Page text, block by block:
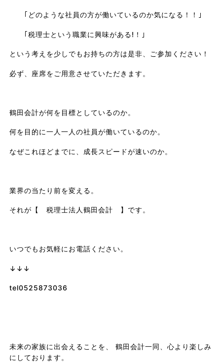
｢どのような社員の方が働いているのか気になる！！｣
｢税理士という職業に興味がある!！｣
という考えを少しでもお持ちの方は是非、ご参加ください！
必ず、座席をご用意させていただきます。
鶴田会計が何を目標としているのか。
何を目的に一人一人の社員が働いているのか。
なぜこれほどまでに、成長スピードが速いのか。
業界の当たり前を変える。
それが【 税理士法人鶴田会計 】です。
いつでもお気軽にお電話ください。
↓↓↓
tel0525873036
未来の家族に出会えることを、 鶴田会計一同、心より楽しみ
にしております。